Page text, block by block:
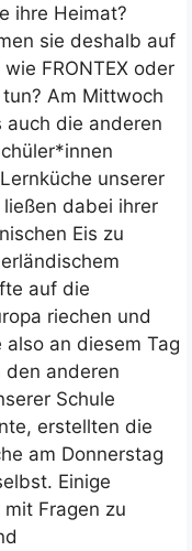
ihre Heimat?
sie deshalb auf
FRONTEX oder
Am Mittwoch
die anderen
unserer
dabei ihrer
Eis zu
auf die
riechen und
an diesem Tag
den anderen
Schule
erstellten die
am Donnerstag
Einige
Fragen zu